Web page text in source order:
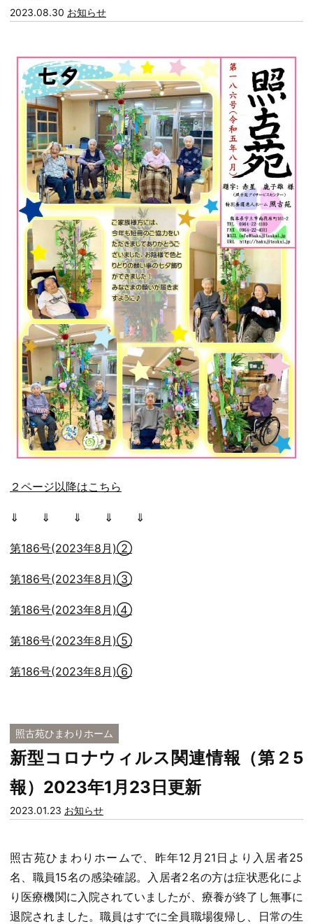
2023.08.30 カ
リー:
お知らせ
２ページ以降はこちら
⇓ ⇓ ⇓ ⇓ ⇓
第186号(2023年8月)②
第186号(2023年8月)③
第186号(2023年8月)④
第186号(2023年8月)⑤
第186号(2023年8月)⑥
照古苑ひまわりホーム
新型コロナウィルス関連情報（第２5
報）2023年1月23日更新
2023.01.23 カ
リー:
お知らせ
照古苑ひまわりホームで、昨年12月21日より入居者25
名、職員15名の感染確認。入居者2名の方は症状悪化によ
り医療機関に入院されていましたが、療養が終了し無事に
退院されました。職員はすでに全員職場復帰し、日常の生